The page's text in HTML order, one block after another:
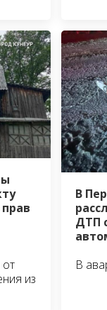
из
В
ДТП
В